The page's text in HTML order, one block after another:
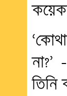
তিনি